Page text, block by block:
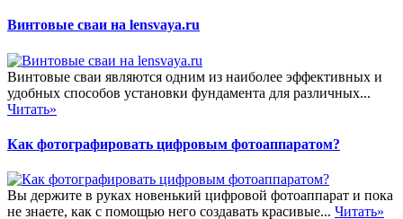
Винтовые сваи на lensvaya.ru
Винтовые сваи являются одним из наиболее эффективных и
удобных способов установки фундамента для различных...
Читать»
Как фотографировать цифровым фотоаппаратом?
Вы держите в руках новенький цифровой фотоаппарат и пока
не знаете, как с помощью него создавать красивые... Читать»